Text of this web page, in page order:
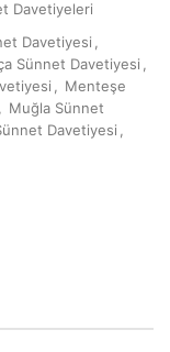
Davetiyeleri
Davetiyesi
Sünnet Davetiyesi
Menteşe
Muğla Sünnet
Davetiyesi